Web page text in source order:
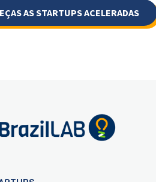
AS STARTUPS ACELERADAS